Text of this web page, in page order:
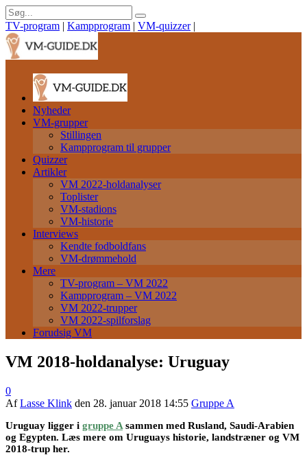
TV-program | Kampprogram | VM-quizzer |
Nyheder
VM-grupper
Stillingen
Kampprogram til grupper
Quizzer
Artikler
VM 2022-holdanalyser
Toplister
VM-stadions
VM-historie
Interviews
Kendte fodboldfans
VM-drømmehold
Mere
TV-program – VM 2022
Kampprogram – VM 2022
VM 2022-trupper
VM 2022-spilforslag
Forudsig VM
VM 2018-holdanalyse: Uruguay
0
AfLasse Klink den 28. januar 2018 14:55 Gruppe A
Uruguay ligger i gruppe A sammen med Rusland, Saudi-Arabien
og Egypten. Læs mere om Uruguays historie, landstræner og VM
2018-trup her.